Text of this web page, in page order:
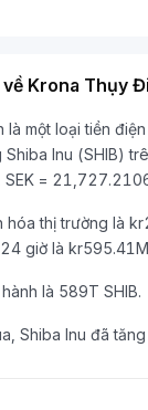
Krona Thụy
là một loại tiền
Inu (SHIB)
SEK =
hóa thị trường là
giờ là kr595.41M
là 589T SHIB.
Shiba Inu đã